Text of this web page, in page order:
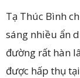
Tạ Thúc Bình
sáng nhiều ẩn
đường rất hàn
được hấp thụ